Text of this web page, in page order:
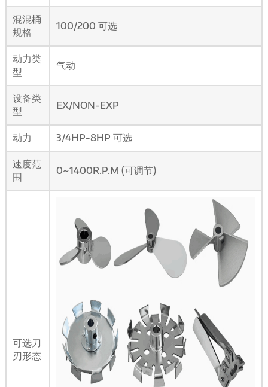
混混桶
规格
100/200 可选
动力类
型
气动
设备类
型
EX/NON-EXP
动力 3/4HP-8HP 可选
速度范
围
0~1400R.P.M (可调节)
可选刀
刃形态